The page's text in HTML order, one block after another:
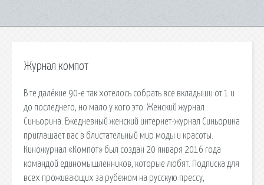
Журнал компот
В те далёкие 90-е так хотелось собрать все вкладыши от 1 и
до последнего, но мало у кого это. Женский журнал
Синьорина. Ежедневный женский интернет-журнал Синьорина
приглашает вас в блистательный мир моды и красоты.
Киножурнал «Компот» был создан 20 января 2016 года
командой единомышленников, которые любят. Подписка для
всех проживающих за рубежом на русскую прессу,